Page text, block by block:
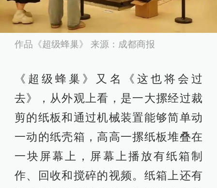
作品《超级蜂巢》 来源：成都商报
《超级蜂巢》又名《这也将会过
去》，从外观上看，是一大摞经过裁
剪的纸板和通过机械装置能够简单动
一动的纸壳箱，高高一摞纸板堆叠在
一块屏幕上，屏幕上播放有纸箱制
作、回收和搅碎的视频。纸箱上还有